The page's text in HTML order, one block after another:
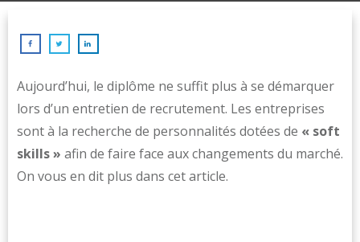
Aujourd’hui, le diplôme ne suffit plus à se démarquer
lors d’un entretien de recrutement. Les entreprises
sont à la recherche de personnalités dotées de « soft
skills » afin de faire face aux changements du marché.
On vous en dit plus dans cet article.